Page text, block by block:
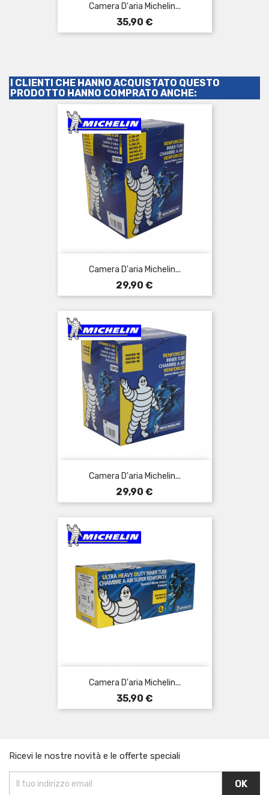
Camera D'aria Michelin...
Prezzo
35,90 €
I CLIENTI CHE HANNO ACQUISTATO QUESTO
PRODOTTO HANNO COMPRATO ANCHE:
Camera D'aria Michelin...
Prezzo
29,90 €
Camera D'aria Michelin...
Prezzo
29,90 €
Camera D'aria Michelin...
Prezzo
35,90 €
Ricevi le nostre novità e le offerte speciali